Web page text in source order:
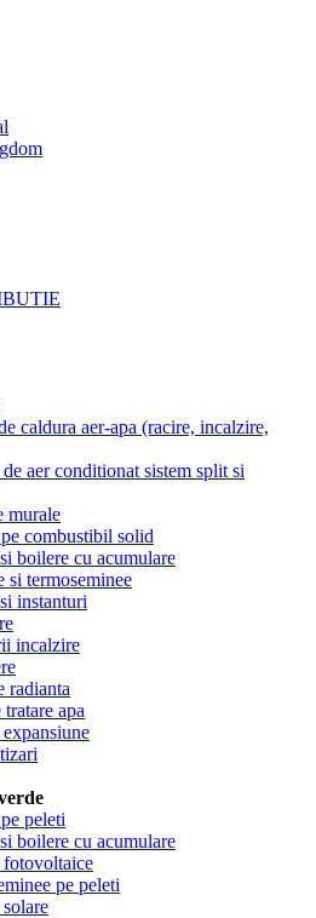
caldura aer-apa (racire, incalzire,
aer conditionat sistem split si
murale
combustibil solid
boilere cu acumulare
si termoseminee
instanturi
incalzire
radianta
apa
expansiune
peleti
boilere cu acumulare
fotovoltaice
pe peleti
solare